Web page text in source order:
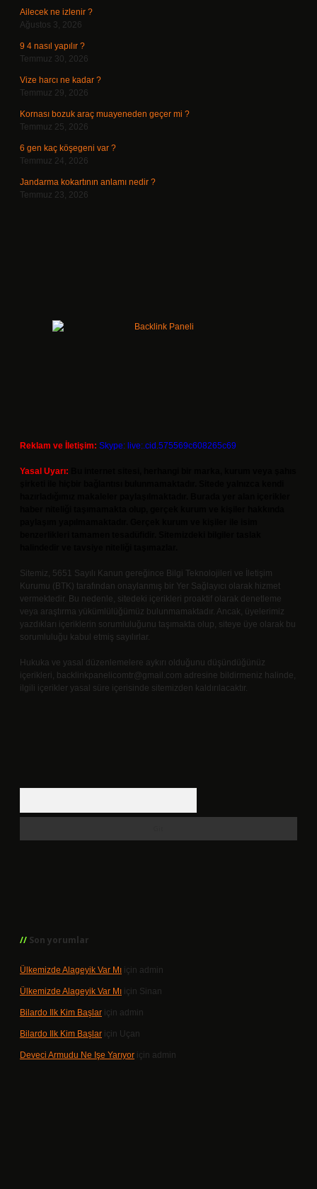
Ailecek ne izlenir ?
Ağustos 3, 2026
9 4 nasıl yapılır ?
Temmuz 30, 2026
Vize harcı ne kadar ?
Temmuz 29, 2026
Kornası bozuk araç muayeneden geçer mi ?
Temmuz 25, 2026
6 gen kaç köşegeni var ?
Temmuz 24, 2026
Jandarma kokartının anlamı nedir ?
Temmuz 23, 2026
Reklam ve İletişim: Skype: live:.cid.575569c608265c69
Yasal Uyarı:
Sitemiz, 5651 Sayılı Kanun gereğince Bilgi Teknolojileri ve İletişim
Kurumu (BTK) tarafından onaylanmış bir Yer Sağlayıcı olarak hizmet
vermektedir. Bu nedenle, sitedeki içerikleri proaktif olarak denetleme
veya araştırma yükümlülüğümüz bulunmamaktadır. Ancak, üyelerimiz
yazdıkları içeriklerin sorumluluğunu taşımakta olup, siteye üye olarak bu
sorumluluğu kabul etmiş sayılırlar.
Hukuka ve yasal düzenlemelere aykırı olduğunu düşündüğünüz
içerikleri, backlinkpanelicomtr@gmail.com adresine bildirmeniz halinde,
ilgili içerikler yasal süre içerisinde sitemizden kaldırılacaktır.
Son yorumlar
Ülkemizde Alageyik Var Mı için admin
Ülkemizde Alageyik Var Mı için Sinan
Bilardo Ilk Kim Başlar için admin
Bilardo Ilk Kim Başlar için Uçan
Deveci Armudu Ne Işe Yarıyor için admin